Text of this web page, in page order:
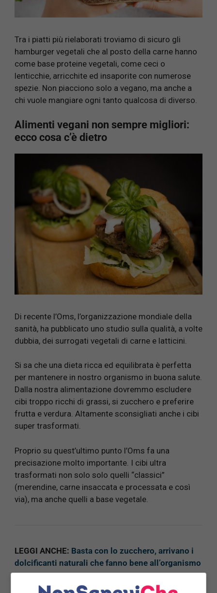
Tra i piatti più rielaborati troviamo di sicuro gli
hamburger vegetali che al posto della carne hanno
come base proteine vegetali, come ceci o
lenticchie, arricchite ed insaporite con numerose
spezie. Non piacciono solo a vegano, ma anche a
chi vuole mangiare ogni tanto qualcosa di diverso.
Alimenti vegani non sempre migliori:
ecco cosa c’è dietro
Di recente l’Oms, l’organizzazione mondiale della
sanità, ha pubblicato uno studio sulla qualità, a volte
dubbia, dei surrogati vegetali di carne e latticini.
Si sa che una dieta ricca ed equilibrata è perfetta
per mantenere in nostro organismo in buona salute.
Dalla nostra alimentazione dovremmo escludere
cibi troppo ricchi di grassi, si zucchero e preferire
frutta e verdura. Altamente sconsigliati anche i cibi
super trasformati.
Proprio su quest’ultimo punto l’Oms fa una
precisazione molto importante. I cibi ultra
trasformati non solo solo quelli “classici”
(merendine, carne insaccata e processata e così
via), ma anche quelli a base vegetale.
LEGGI ANCHE: Basta con lo zucchero, arrivano i
dolcificanti naturali che fanno bene all’organismo